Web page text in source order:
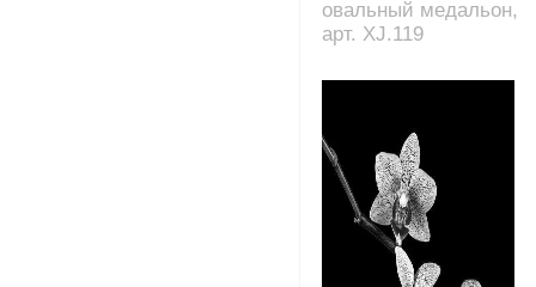
овальный медальон,
арт. XJ.119